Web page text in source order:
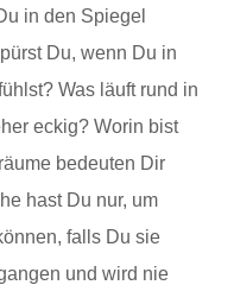
in den Spiegel
Du, wenn Du in
Was läuft rund in
eckig? Worin bist
bedeuten Dir
hast Du nur, um
falls Du sie
und wird nie